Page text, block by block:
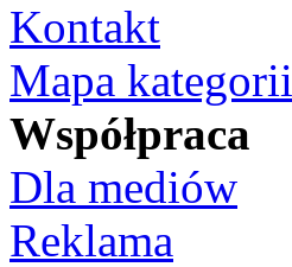
Kontakt
Mapa kategorii
Współpraca
Dla mediów
Reklama